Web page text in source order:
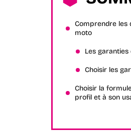
Comprendre les
moto
Les
Choisir les
Choisir la
profil et à son